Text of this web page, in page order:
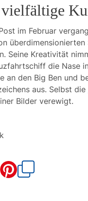
im Februar
Seine Kreativität
die Nase
an den Big Ben und
aus. Selbst die
Bilder verewigt.